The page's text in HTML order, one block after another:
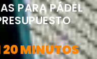
PARA PÁDEL
20 MINUTOS